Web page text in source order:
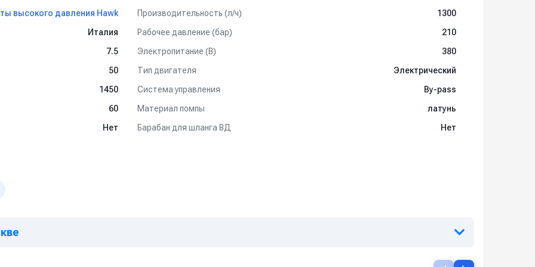
высокого давления Hawk Производительность (л/ч)
1300
Италия
Рабочее давление (бар)
210
7.5
Электропитание (В)
380
50
Тип двигателя
Электрический
1450
Система управления
By-pass
60
Материал помпы
латунь
Нет
Барабан для шланга ВД Нет